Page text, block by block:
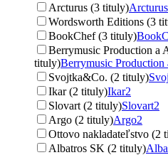
Arcturus (3 tituly)Arcturus
Wordsworth Editions (3
BookChef (3 tituly)
Berrymusic Production a
tituly)Berrymusic
Svojtka&Co. (2 tituly)
Ikar (2 tituly)Ikar2
Slovart (2 tituly)Slovart2
Argo (2 tituly)Argo2
Ottovo nakladateľstvo (2
Albatros SK (2 tituly)